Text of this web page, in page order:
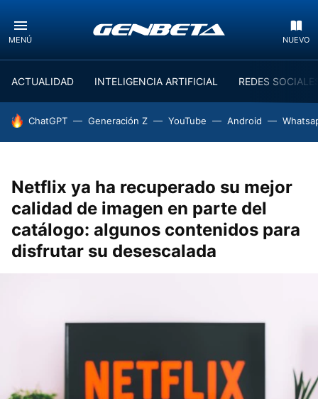
MENÚ NUEVO
ACTUALIDAD INTELIGENCIA ARTIFICIAL REDES
HOY SE HABLA DE
ChatGPT Generación Z YouTube Android
Netflix ya ha recuperado su mejor
calidad de imagen en parte del
catálogo: algunos contenidos para
disfrutar su desescalada